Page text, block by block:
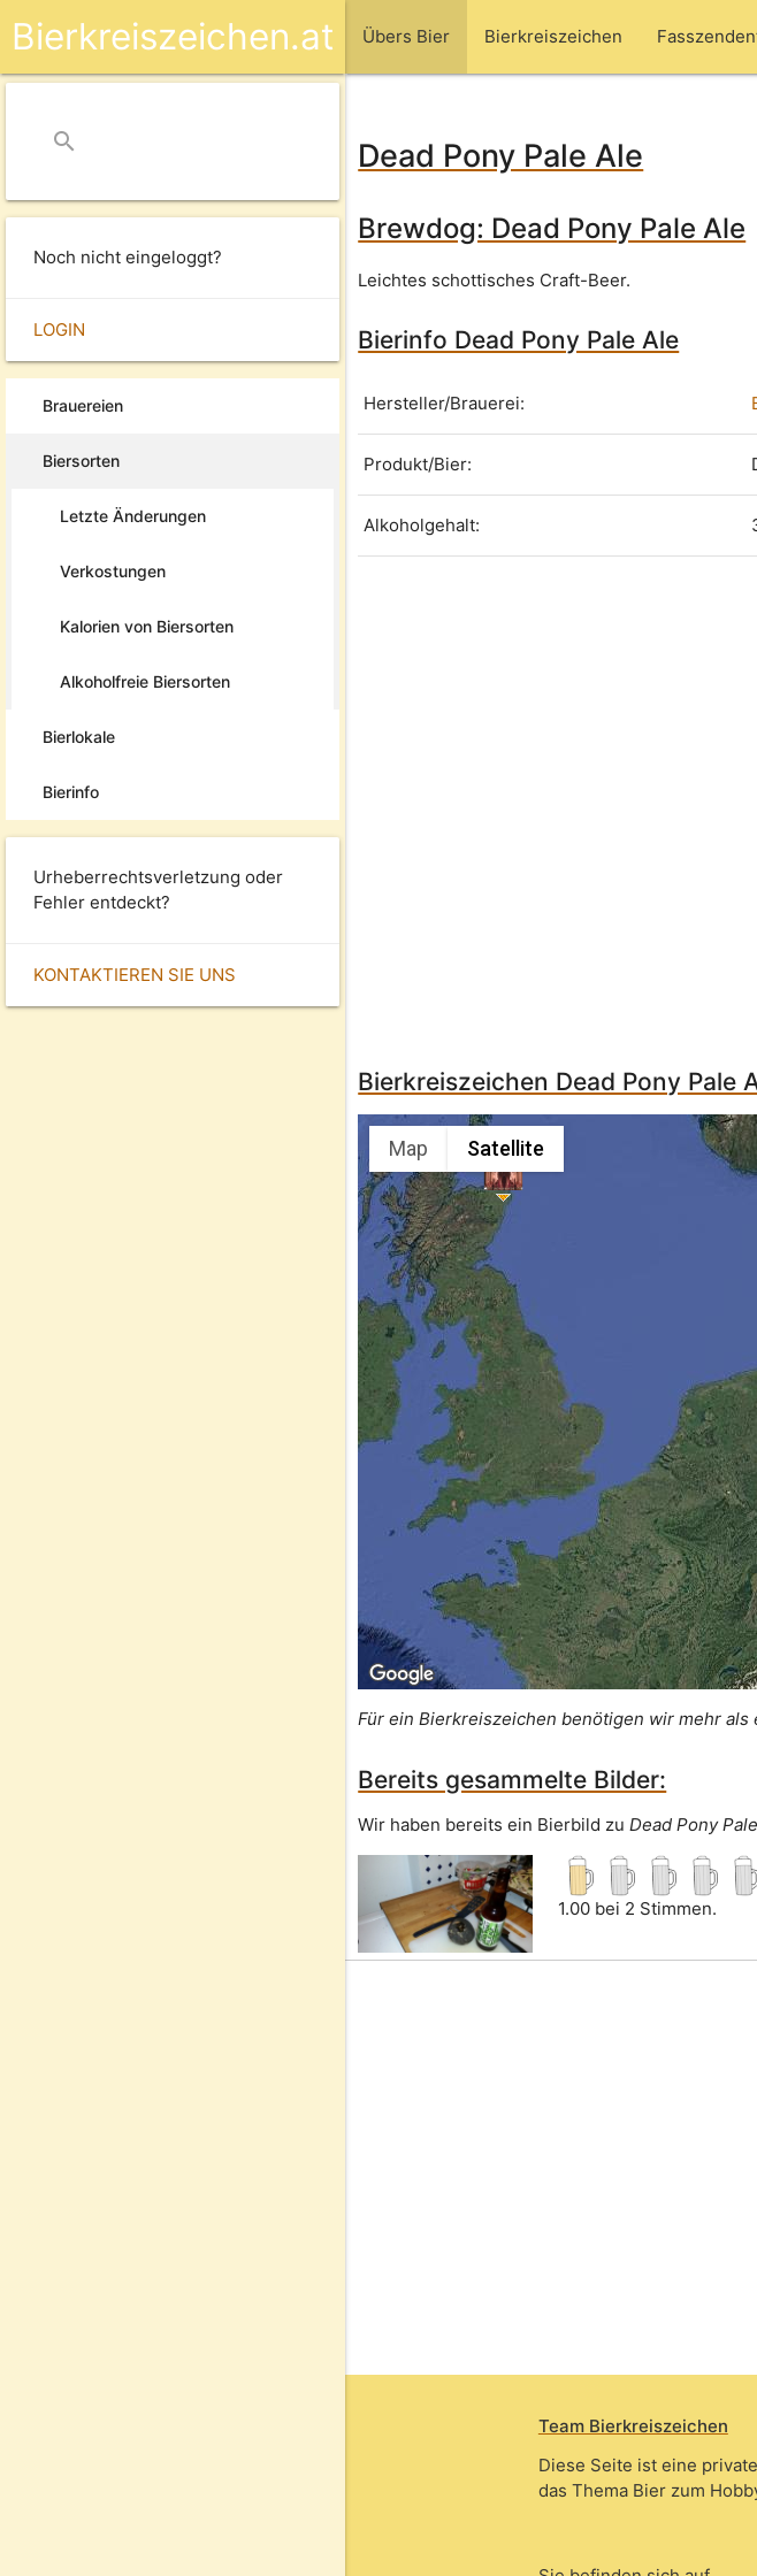
Übers Bier Bierkreiszeichen
Bierkreiszeichen.at
search
Noch nicht eingeloggt?
LOGIN
Brauereien
Biersorten
Letzte Änderungen
Verkostungen
Kalorien von Biersorten
Alkoholfreie Biersorten
Bierlokale
Bierinfo
Urheberrechtsverletzung oder
Fehler entdeckt?
KONTAKTIEREN SIE UNS
Dead Pony Pale Ale
Brewdog: Dead Pony Pale Ale
Leichtes schottisches Craft-Beer.
Bierinfo Dead Pony Pale Ale
Hersteller/Brauerei:
Produkt/Bier:
Alkoholgehalt:
Bierkreiszeichen Dead Pony Pale
Map Satellite
Für ein Bierkreiszeichen benötigen wir mehr als
Bereits gesammelte Bilder:
Wir haben bereits ein Bierbild zuDead Pony
1.00 bei 2 Stimmen.
Team Bierkreiszeichen
Diese Seite ist eine
das Thema Bier zum